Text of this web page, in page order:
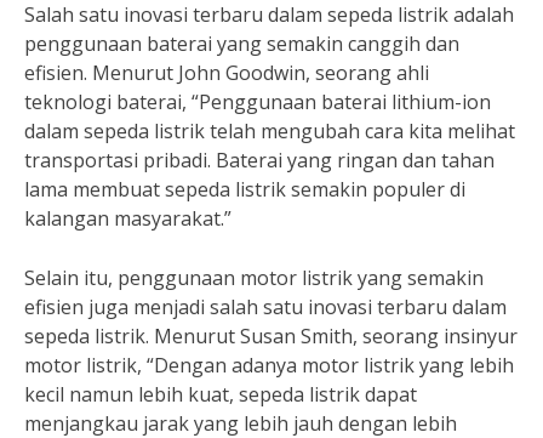
Salah satu inovasi terbaru dalam sepeda listrik adalah
penggunaan baterai yang semakin canggih dan
efisien. Menurut John Goodwin, seorang ahli
teknologi baterai, “Penggunaan baterai lithium-ion
dalam sepeda listrik telah mengubah cara kita melihat
transportasi pribadi. Baterai yang ringan dan tahan
lama membuat sepeda listrik semakin populer di
kalangan masyarakat.”
Selain itu, penggunaan motor listrik yang semakin
efisien juga menjadi salah satu inovasi terbaru dalam
sepeda listrik. Menurut Susan Smith, seorang insinyur
motor listrik, “Dengan adanya motor listrik yang lebih
kecil namun lebih kuat, sepeda listrik dapat
menjangkau jarak yang lebih jauh dengan lebih